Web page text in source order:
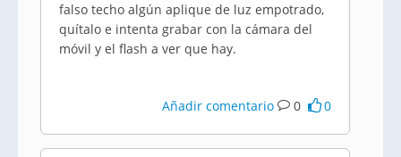
falso techo algún aplique de luz empotrado,
quítalo e intenta grabar con la cámara del
móvil y el flash a ver que hay.
Añadir comentario 0 0